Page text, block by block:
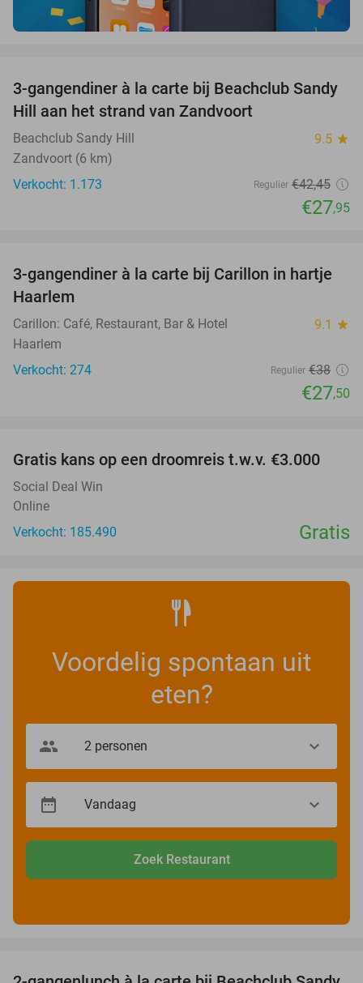
34%
3-gangendiner à la carte bij Beachclub Sandy
Hill aan het strand van Zandvoort
Beachclub Sandy Hill 9.5 star
Zandvoort (6 km)
Verkocht: 1.173
Regulier €42,45
€27,95
28%
3-gangendiner à la carte bij Carillon in hartje
Haarlem
Carillon: Café, Restaurant, Bar & Hotel 9.1 star
Haarlem
Verkocht: 274
Regulier €38
€27,50
Gratis kans op een droomreis t.w.v. €3.000
Social Deal Win
Online
Verkocht: 185.490
Gratis
Voordelig spontaan uit
eten?
Zoek Restaurant